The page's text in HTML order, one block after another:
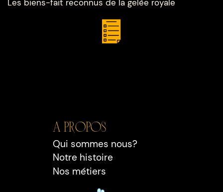
Les biens-fait reconnus de la gelée royale
A propos
Qui sommes nous?
Notre histoire
Nos métiers